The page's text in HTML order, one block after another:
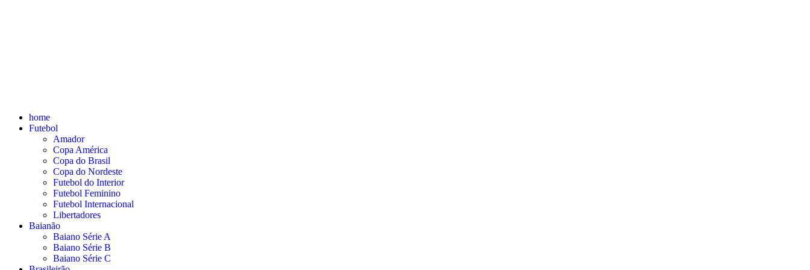
home
Futebol
Amador
Copa América
Copa do Brasil
Copa do Nordeste
Futebol do Interior
Futebol Feminino
Futebol Internacional
Libertadores
Baianão
Baiano Série A
Baiano Série B
Baiano Série C